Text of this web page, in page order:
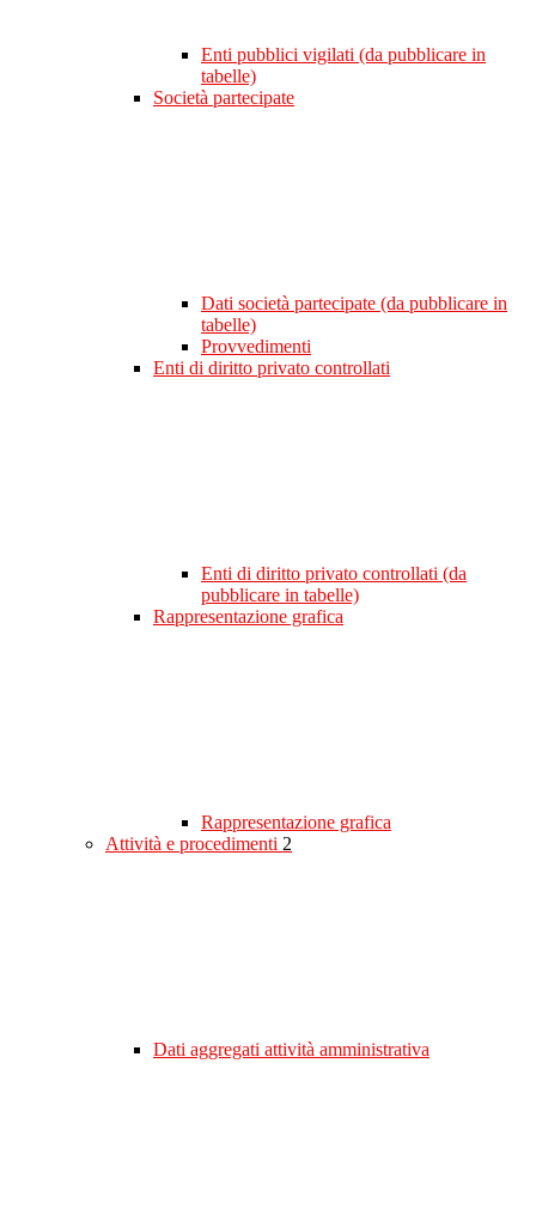
Enti pubblici vigilati (da pubblicare in
tabelle)
Società partecipate
Dati società partecipate (da pubblicare in
tabelle)
Provvedimenti
Enti di diritto privato controllati
Enti di diritto privato controllati (da
pubblicare in tabelle)
Rappresentazione grafica
Rappresentazione grafica
Attività e procedimenti 2
Dati aggregati attività amministrativa